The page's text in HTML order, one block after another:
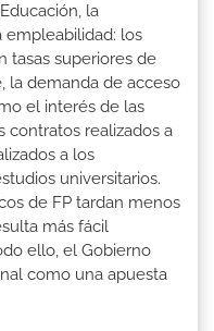
la
empleabilidad: los
tasas superiores de
la demanda de acceso
el interés de las
contratos realizados a
a los
universitarios.
de FP tardan menos
más fácil
ello, el Gobierno
como una apuesta